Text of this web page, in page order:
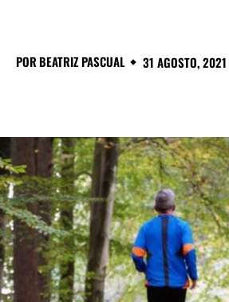
POR BEATRIZ PASCUAL 31 AGOSTO,